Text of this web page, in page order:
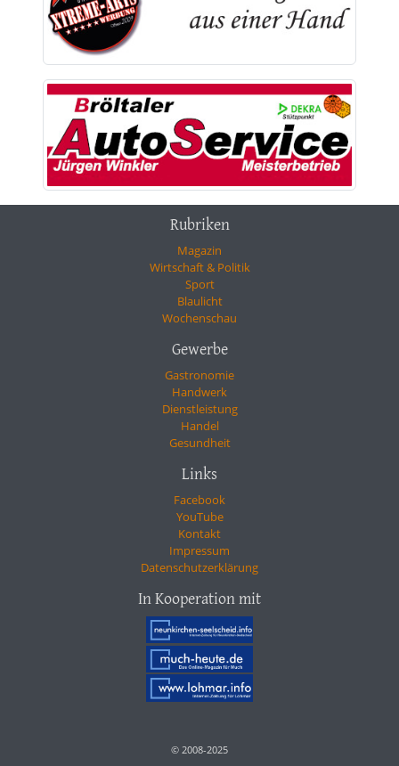
Rubriken
Magazin
Wirtschaft & Politik
Sport
Blaulicht
Wochenschau
Gewerbe
Gastronomie
Handwerk
Dienstleistung
Handel
Gesundheit
Links
Facebook
YouTube
Kontakt
Impressum
Datenschutzerklärung
In Kooperation mit
© 2008-2025